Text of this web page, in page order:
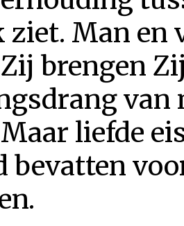
ziet. Man
Zij brengen
van
Maar liefde
bevatten